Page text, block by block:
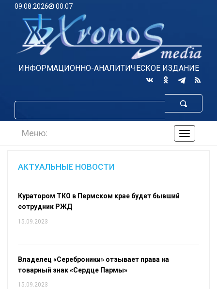
09.08.2026 00:07
ИНФОРМАЦИОННО-АНАЛИТИЧЕСКОЕ ИЗДАНИЕ
по
Меню:
АКТУАЛЬНЫЕ НОВОСТИ
Куратором ТКО в Пермском крае будет бывший
сотрудник РЖД
15.09.2023
Владелец «Сереброники» отзывает права на
товарный знак «Сердце Пармы»
15.09.2023